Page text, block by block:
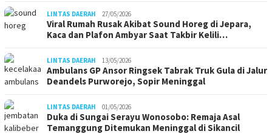
LINTAS DAERAH 27/05/2026
Viral Rumah Rusak Akibat Sound Horeg di Jepara,
Kaca dan Plafon Ambyar Saat Takbir Kelili…
LINTAS DAERAH 13/05/2026
Ambulans GP Ansor Ringsek Tabrak Truk Gula di Jalur
Deandels Purworejo, Sopir Meninggal
LINTAS DAERAH 01/05/2026
Duka di Sungai Serayu Wonosobo: Remaja Asal
Temanggung Ditemukan Meninggal di Sikancil